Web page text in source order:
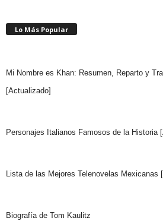
Lo Más Popular
Mi Nombre es Khan: Resumen, Reparto y
[Actualizado]
Personajes Italianos Famosos de la Historia
Lista de las Mejores Telenovelas Mexicanas
Biografía de Tom Kaulitz